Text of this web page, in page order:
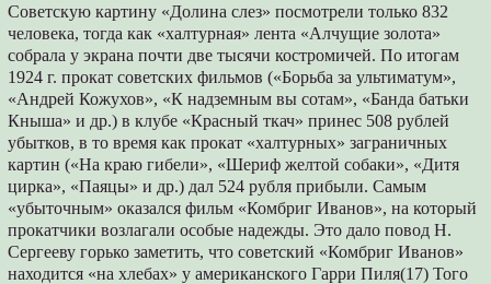
Советскую картину «Долина слез» посмотрели только 832
человека, тогда как «халтурная» лента «Алчущие золота»
собрала у экрана по­чти две тысячи костромичей. По итогам
1924 г. прокат советских фильмов («Борьба за ульти­матум»,
«Андрей Кожухов», «К надземным вы­ сотам», «Банда батьки
Кныша» и др.) в клубе «Красный ткач» принес 508 рублей
убытков, в то время как прокат «халтурных» заграничных
картин («На краю гибели», «Шериф желтой со­баки», «Дитя
цирка», «Паяцы» и др.) дал 524 рубля прибыли. Самым
«убыточным» оказался фильм «Комбриг Иванов», на который
прокатчики возлагали особые надежды. Это дало повод Н.
Сергееву горько заметить, что советский «Комбриг Иванов»
находится «на хлебах» у американского Гарри Пиля(17) Того